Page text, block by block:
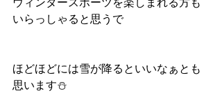
いらっしゃると思うで
ほどほどには雪が降るといいなぁとも
思います⛄️